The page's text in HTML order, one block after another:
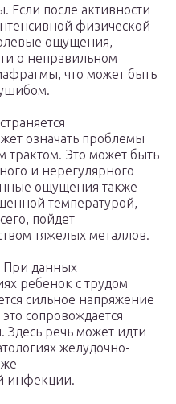
Если после активности
физической
ощущения,
о неправильном
что может быть
означать проблемы
Это может быть
и нерегулярного
ощущения также
температурой,
пойдет
тяжелых металлов.
При данных
ребенок с трудом
сильное напряжение
сопровождается
Здесь речь может идти
желудочно-
инфекции.